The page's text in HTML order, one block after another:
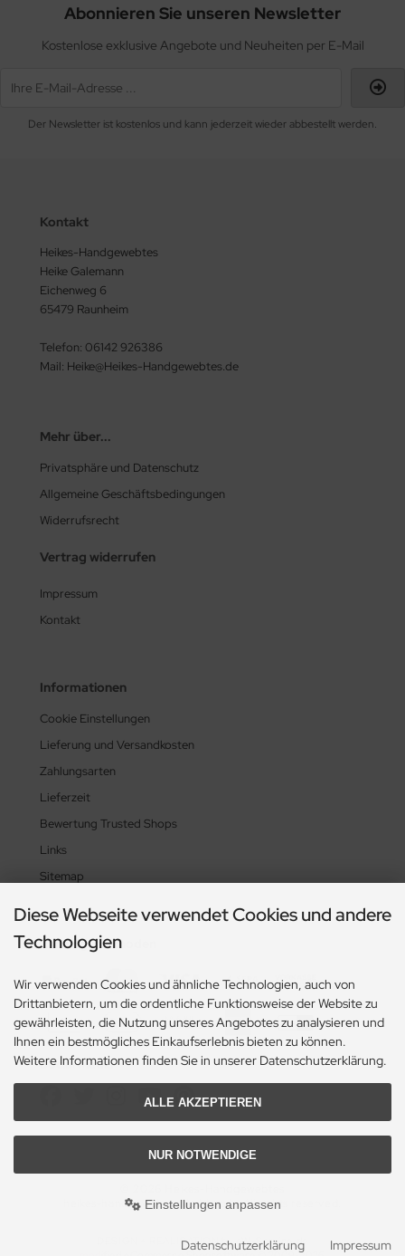
Abonnieren Sie unseren Newsletter
Kostenlose exklusive Angebote und Neuheiten per E-Mail
Der Newsletter ist kostenlos und kann jederzeit wieder abbestellt werden.
Kontakt
Heikes-Handgewebtes
Heike Galemann
Eichenweg 6
65479 Raunheim
Telefon: 06142 926386
Mail: Heike@Heikes-Handgewebtes.de
Mehr über...
Privatsphäre und Datenschutz
Allgemeine Geschäftsbedingungen
Widerrufsrecht
Vertrag widerrufen
Impressum
Kontakt
Informationen
Cookie Einstellungen
Lieferung und Versandkosten
Zahlungsarten
Lieferzeit
Bewertung Trusted Shops
Links
Sitemap
Zahlungsmethoden
Social Media
heikes-handgewebtes.de/shop/ - All rights reserved.
DESIGN + REALISATION
by eW-Service.de
Diese Webseite verwendet Cookies und andere
Technologien
Wir verwenden Cookies und ähnliche Technologien, auch von
Drittanbietern, um die ordentliche Funktionsweise der Website zu
gewährleisten, die Nutzung unseres Angebotes zu analysieren und
Ihnen ein bestmögliches Einkaufserlebnis bieten zu können.
Weitere Informationen finden Sie in unserer Datenschutzerklärung.
ALLE AKZEPTIEREN
NUR NOTWENDIGE
Einstellungen anpassen
Datenschutzerklärung Impressum